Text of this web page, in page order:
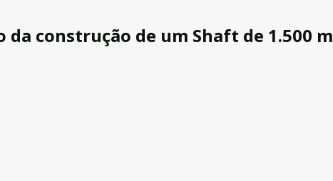
construção de um Shaft de 1.500